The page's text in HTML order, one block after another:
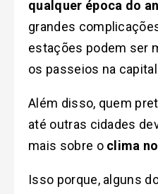
qualquer época do
grandes
estações podem ser
os passeios na
Além disso, quem
até outras cidades
mais sobre o clima
Isso porque, alguns